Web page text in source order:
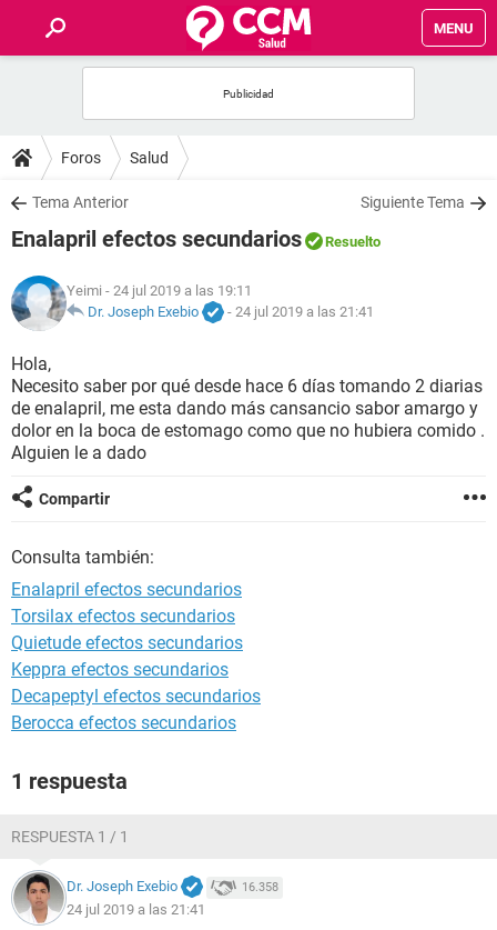
MENU
FOROS
SALUD
FAMILIA
NUTRICIÓN
BIENESTAR
SEXUALIDAD
GLOSARIO
Foros Salud
Tema Anterior Siguiente Tema
Enalapril efectos secundarios Resuelto
Yeimi - 24 jul 2019 a las 19:11
Dr. Joseph Exebio
- 24 jul 2019 a las 21:41
Hola,
Necesito saber por qué desde hace 6 días tomando 2 diarias
de enalapril, me esta dando más cansancio sabor amargo y
dolor en la boca de estomago como que no hubiera comido .
Alguien le a dado
Compartir
Consulta también:
Enalapril efectos secundarios
Torsilax efectos secundarios
Quietude efectos secundarios
Keppra efectos secundarios
Decapeptyl efectos secundarios
Berocca efectos secundarios
1 respuesta
RESPUESTA 1 / 1
Dr. Joseph Exebio 16.358
24 jul 2019 a las 21:41